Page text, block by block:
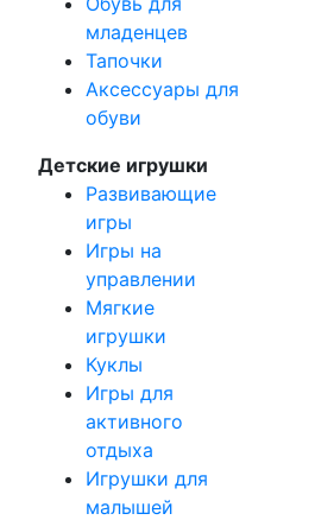
младенцев
Тапочки
Аксессуары для
обуви
Детские игрушки
Развивающие
игры
Игры на
управлении
Мягкие
игрушки
Куклы
Игры для
активного
отдыха
Игрушки для
малышей